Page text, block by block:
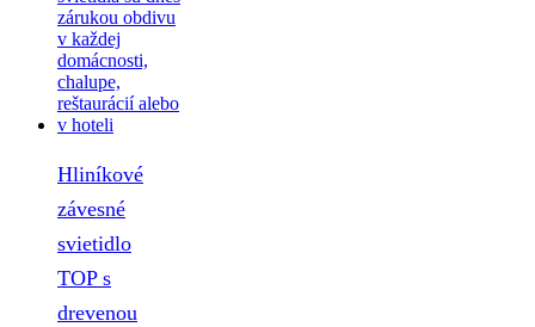
Hliníkové
závesné
svietidlo
TOP s
drevenou